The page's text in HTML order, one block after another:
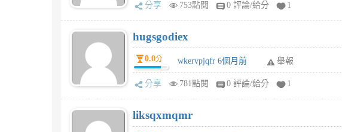
分享 753點閱 0 評論/給分 1
hugsgodiex
0.0分 wkervpjqfr 6個月前 舉報
分享 781點閱 0 評論/給分 1
liksqxmqmr